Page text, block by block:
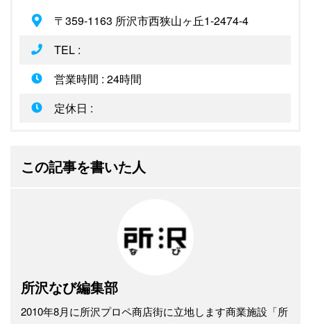
〒359-1163 所沢市西狭山ヶ丘1-2474-4
TEL :
営業時間 : 24時間
定休日 :
この記事を書いた人
所沢なび編集部
2010年8月に所沢プロペ商店街に立地します商業施設「所